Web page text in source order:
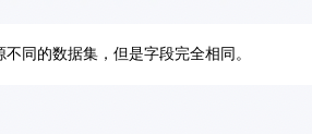
同的数据集，但是字段完全相同。